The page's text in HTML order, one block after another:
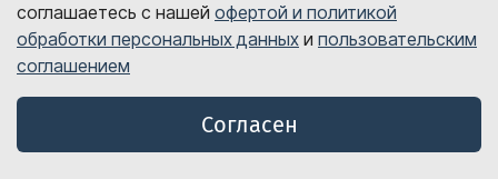
sales@detalink.ru
8 800 700-06-67
© Все права защищены, 2026 год
Оферта и политика обработки персональных данных
Пользовательское соглашение
соглашаетесь с нашей офертой и политикой
обработки персональных данных и пользовательским
соглашением
Согласен